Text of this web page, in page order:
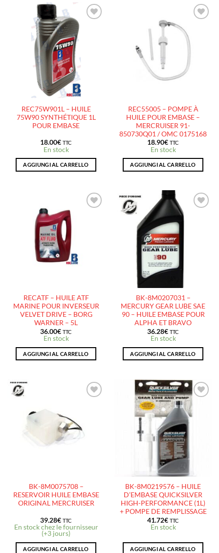
AJOUTER
À LA
LISTE
D’ENVIES
REC75W901L – HUILE
75W90 SYNTHÉTIQUE 1L
POUR EMBASE
18.00€ TTC
En stock
AGGIUNGI AL CARRELLO
AJOUTER
À LA
LISTE
REC55005 – POMPE À
HUILE POUR EMBASE –
MERCRUISER 91-
850730Q01 / OMC 0175168
18.90€ TTC
En stock
AGGIUNGI AL CARRELLO
AJOUTER
D’ENVIES
RECATF – HUILE ATF
MARINE POUR INVERSEUR
VELVET DRIVE – BORG
WARNER – 5L
36.00€ TTC
En stock
AGGIUNGI AL CARRELLO
AJOUTER
D’ENVIES
BK-8M0207031 –
MERCURY GEAR LUBE SAE
90 – HUILE EMBASE POUR
ALPHA ET BRAVO
36.28€ TTC
En stock
AGGIUNGI AL CARRELLO
LISTE
D’ENVIES
BK-8M0075708 –
RESERVOIR HUILE EMBASE
ORIGINAL MERCRUISER
39.28€ TTC
En stock chez le fournisseur
(+3 jours)
AGGIUNGI AL CARRELLO
AJOUTER
À LA
LISTE
BK-8M0219576 – HUILE
D’EMBASE QUICKSILVER
HIGH-PERFORMANCE (1L)
+ POMPE DE REMPLISSAGE
41.72€ TTC
En stock
AGGIUNGI AL CARRELLO